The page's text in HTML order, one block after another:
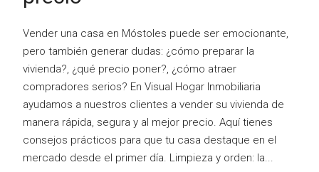
Vender una casa en Móstoles puede ser emocionante,
pero también generar dudas: ¿cómo preparar la
vivienda?, ¿qué precio poner?, ¿cómo atraer
compradores serios? En Visual Hogar Inmobiliaria
ayudamos a nuestros clientes a vender su vivienda de
manera rápida, segura y al mejor precio. Aquí tienes
consejos prácticos para que tu casa destaque en el
mercado desde el primer día. Limpieza y orden: la...